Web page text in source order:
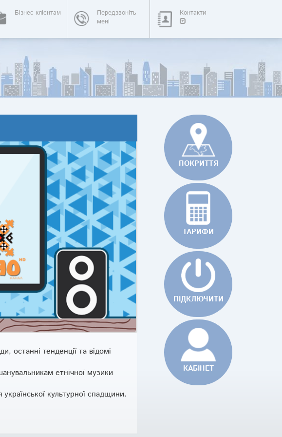
Бізнес клієнтам
Передзвоніть
мені
Контакти
останні тенденції та відомі
етнічної музики
культурної спадщини.
ПОКРИТТЯ
TAРИФИ
ПІДКЛЮЧИТИ
КАБІНЕТ